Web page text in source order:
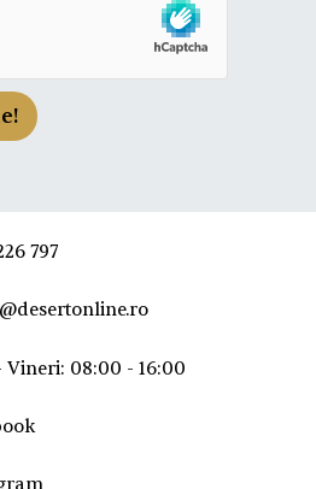
797
Vineri: 08:00 - 16:00